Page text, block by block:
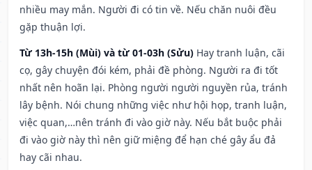
nhiều may mắn. Người đi có tin về. Nếu chăn nuôi đều
gặp thuận lợi.
Từ 13h-15h (Mùi) và từ 01-03h (Sửu) Hay tranh luận, cãi
cọ, gây chuyện đói kém, phải đề phòng. Người ra đi tốt
nhất nên hoãn lại. Phòng người người nguyền rủa, tránh
lây bệnh. Nói chung những việc như hội họp, tranh luận,
việc quan,…nên tránh đi vào giờ này. Nếu bắt buộc phải
đi vào giờ này thì nên giữ miệng để hạn ché gây ẩu đả
hay cãi nhau.